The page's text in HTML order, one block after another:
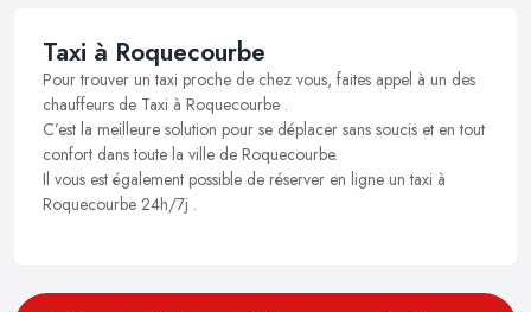
Taxi à Roquecourbe
Pour trouver un taxi proche de chez vous, faites appel à un des
chauffeurs de Taxi à Roquecourbe .
C’est la meilleure solution pour se déplacer sans soucis et en tout
confort dans toute la ville de Roquecourbe.
Il vous est également possible de réserver en ligne un taxi à
Roquecourbe 24h/7j .